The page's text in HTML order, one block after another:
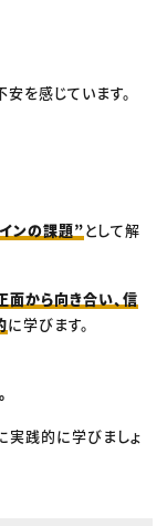
を感じています。
ンの課題”として解
から向き合い、信
に学びます。
実践的に学びましょ